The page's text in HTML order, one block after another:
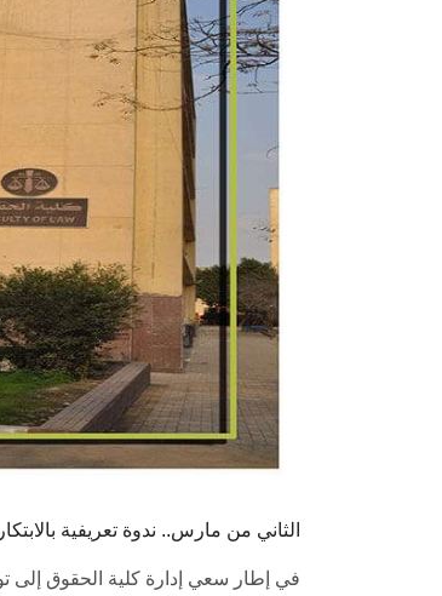
الثاني من مارس.. ندوة تعريفية
في إطار سعي إدارة كلية الحقوق إلى